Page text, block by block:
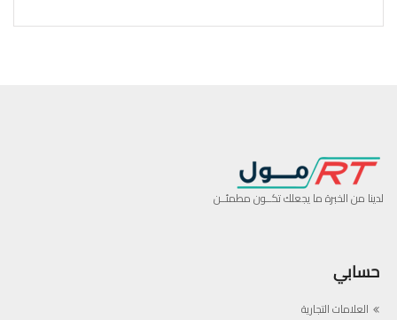
لدينا من الخبرة ما يجعلك تكــون مطمئــن
حسابي
العلامات التجارية